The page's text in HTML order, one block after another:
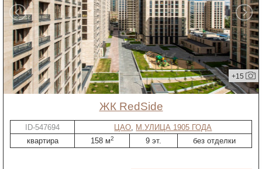
+15
ЖК RedSide
ID-547694 ЦАО М.УЛИЦА 1905 ГОДА
квартира
158 м2 9 эт. без отделки